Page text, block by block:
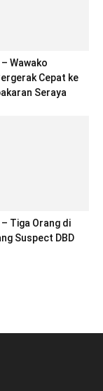
Wawako
Cepat ke
Seraya
Tiga Orang di
Suspect DBD